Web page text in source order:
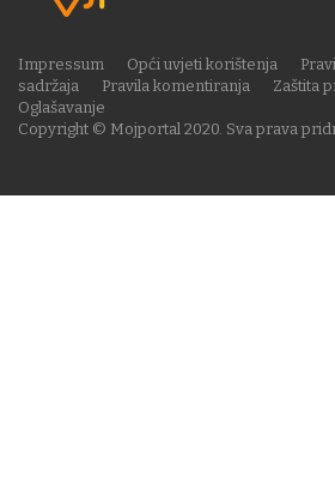
Copyright © Mojportal 2020. Sva prava
Impressum Opći uvjeti korištenja
sadržaja
Pravila komentiranja Zaštita
Oglašavanje